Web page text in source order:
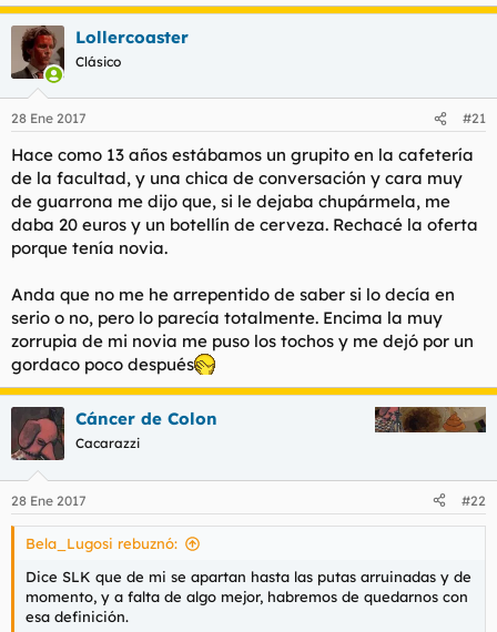
Lollercoaster
Clásico
28 Ene 2017 #21
Hace como 13 años estábamos un grupito en la cafetería
de la facultad, y una chica de conversación y cara muy
de guarrona me dijo que, si le dejaba chupármela, me
daba 20 euros y un botellín de cerveza. Rechacé la oferta
porque tenía novia.
Anda que no me he arrepentido de saber si lo decía en
serio o no, pero lo parecía totalmente. Encima la muy
zorrupia de mi novia me puso los tochos y me dejó por un
gordaco poco después
Cáncer de Colon
Cacarazzi
28 Ene 2017 #22
Bela_Lugosi rebuznó:
Dice SLK que de mi se apartan hasta las putas arruinadas y de
momento, y a falta de algo mejor, habremos de quedarnos con
esa definición.